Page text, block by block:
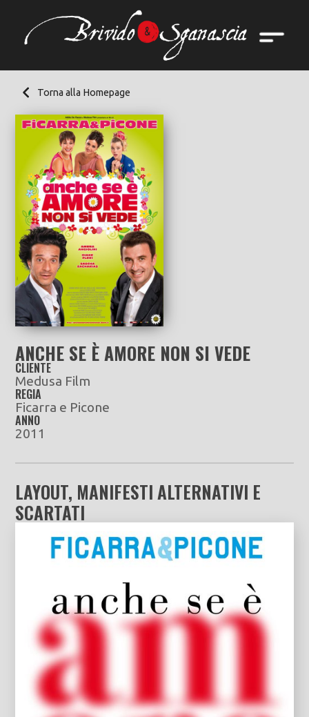
Torna alla Homepage
ANCHE SE È AMORE NON SI VEDE
CLIENTE
Medusa Film
REGIA
Ficarra e Picone
ANNO
2011
LAYOUT, MANIFESTI ALTERNATIVI E
SCARTATI